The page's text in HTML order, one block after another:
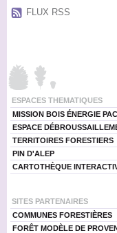
FLUX RSS
ESPACES THEMATIQUES
MISSION BOIS ÉNERGIE
ESPACE
TERRITOIRES FORESTIERS
PIN D'ALEP
CARTOTHÈQUE
SITES PARTENAIRES
COMMUNES FORESTIÈRES
FORÊT MODÈLE DE